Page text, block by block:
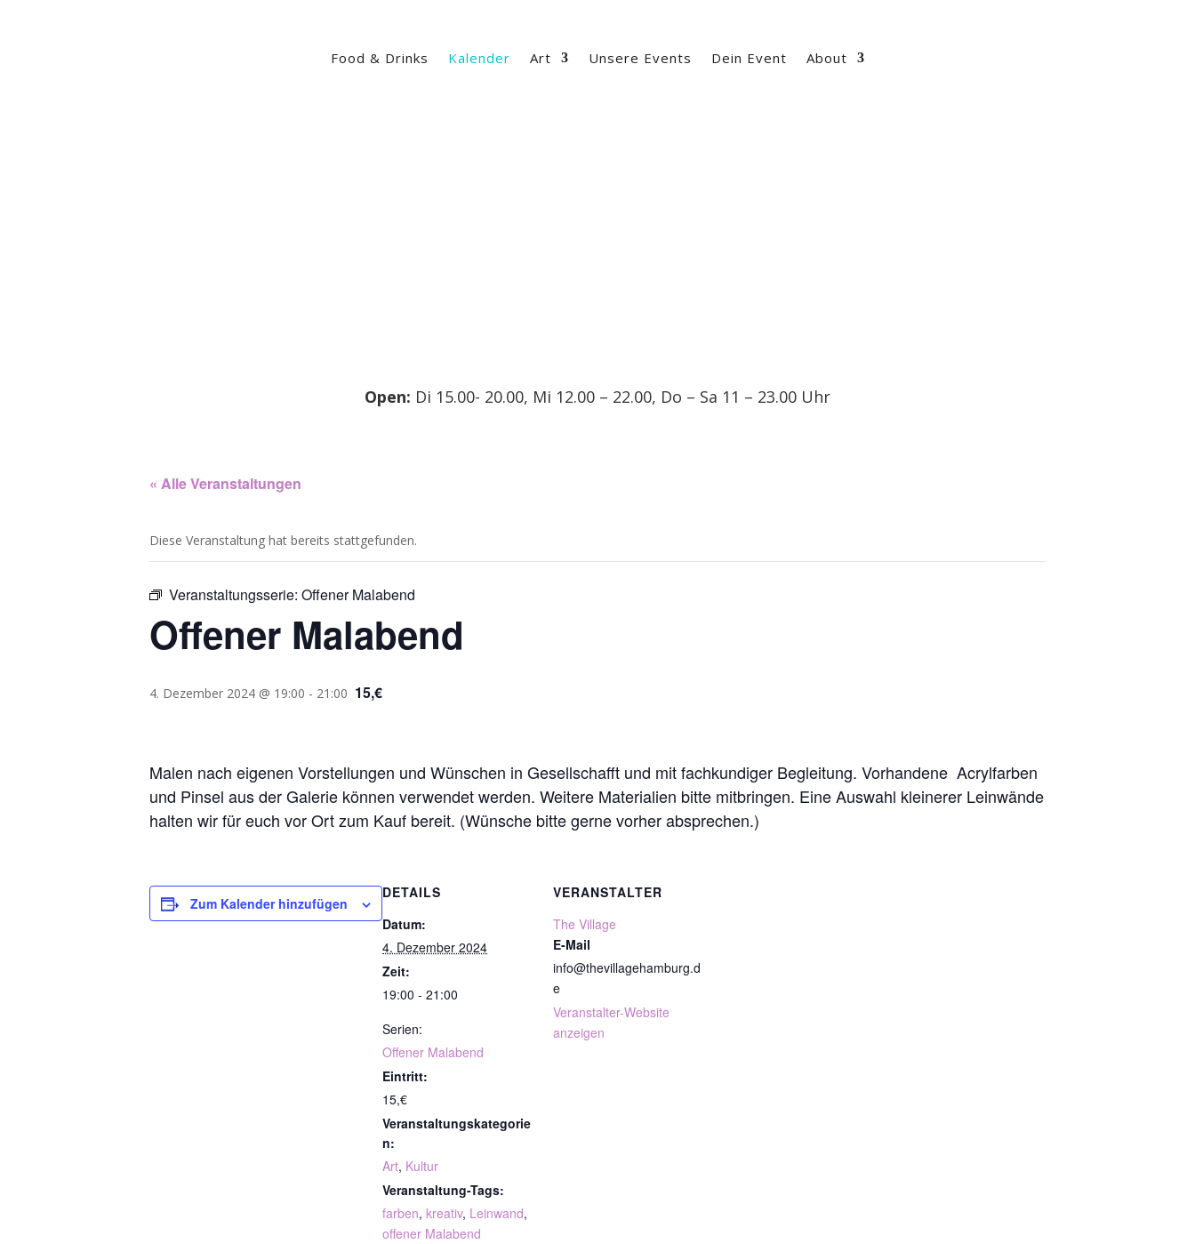
Food & Drinks Kalender Art Unsere Events Dein Event About
Open: Di 15.00- 20.00, Mi 12.00 – 22.00, Do – Sa 11 – 23.00 Uhr
« Alle Veranstaltungen
Diese Veranstaltung hat bereits stattgefunden.
Veranstaltungsserie: Offener Malabend
Offener Malabend
4. Dezember 2024 @ 19:00 - 21:00 15,€
Malen nach eigenen Vorstellungen und Wünschen in Gesellschafft und mit fachkundiger Begleitung. Vorhandene Acrylfarben
und Pinsel aus der Galerie können verwendet werden. Weitere Materialien bitte mitbringen. Eine Auswahl kleinerer Leinwände
halten wir für euch vor Ort zum Kauf bereit. (Wünsche bitte gerne vorher absprechen.)
Zum Kalender hinzufügen
DETAILS
Datum:
4. Dezember 2024
Zeit:
19:00 - 21:00
Serien:
Offener Malabend
Eintritt:
15,€
Veranstaltungskategorie
n:
Art, Kultur
Veranstaltung-Tags:
farben, kreativ, Leinwand,
offener Malabend
VERANSTALTER
The Village
E-Mail
info@thevillagehamburg.d
e
Veranstalter-Website
anzeigen